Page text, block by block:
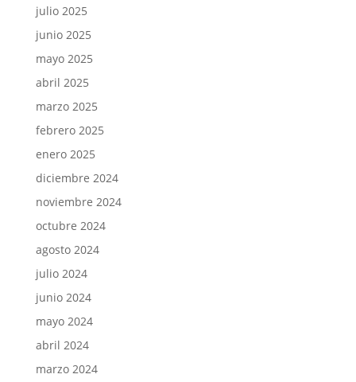
julio 2025
junio 2025
mayo 2025
abril 2025
marzo 2025
febrero 2025
enero 2025
diciembre 2024
noviembre 2024
octubre 2024
agosto 2024
julio 2024
junio 2024
mayo 2024
abril 2024
marzo 2024